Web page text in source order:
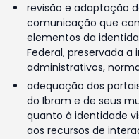
revisão e adaptação
comunicação que
elementos da
Federal, preservada
administrativos,
adequação dos
do Ibram e de seus
quanto à identidade
aos recursos de